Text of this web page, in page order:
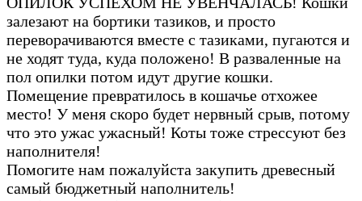
залезают на бортики тазиков, и просто
переворачиваются вместе с тазиками, пугаются и
не ходят туда, куда положено! В разваленные на
пол опилки потом идут другие кошки.
Помещение превратилось в кошачье отхожее
место! У меня скоро будет нервный срыв, потому
что это ужас ужасный! Коты тоже стрессуют без
наполнителя!
Помогите нам пожалуйста закупить древесный
самый бюджетный наполнитель!